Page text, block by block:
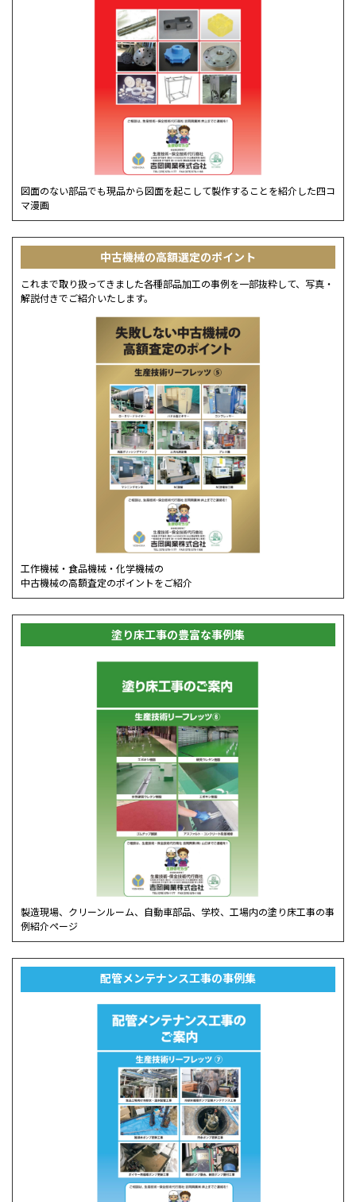
図面のない部品でも現品から図面を起こして製作することを紹介した四コ
マ漫画
中古機械の高額選定のポイント
これまで取り扱ってきました各種部品加工の事例を一部抜粋して、写真・
解説付きでご紹介いたします。
工作機械・食品機械・化学機械の
中古機械の高額査定のポイントをご紹介
塗り床工事の豊富な事例集
製造現場、クリーンルーム、自動車部品、学校、工場内の塗り床工事の事
例紹介ページ
配管メンテナンス工事の事例集